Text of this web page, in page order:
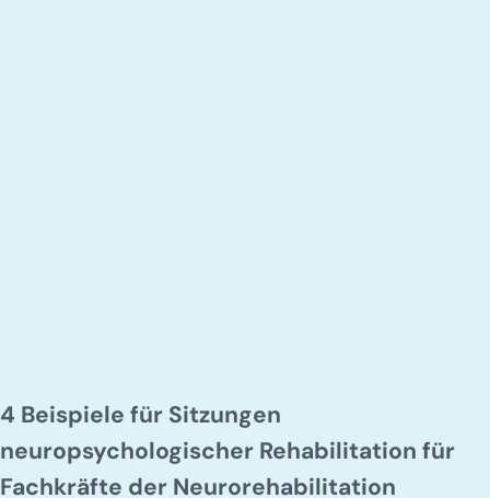
4 Beispiele für Sitzungen
neuropsychologischer Rehabilitation für
Fachkräfte der Neurorehabilitation